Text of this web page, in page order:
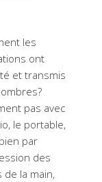
les
ont
et transmis
pas avec
le portable,
par
des
de la main,